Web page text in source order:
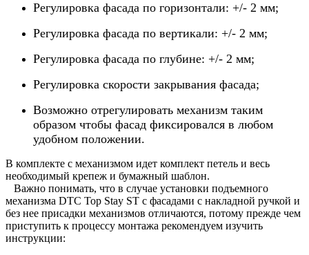
Регулировка фасада по горизонтали: +/- 2 мм;
Регулировка фасада по вертикали: +/- 2 мм;
Регулировка фасада по глубине: +/- 2 мм;
Регулировка скорости закрывания фасада;
Возможно отрегулировать механизм таким
образом чтобы фасад фиксировался в любом
удобном положении.
В комплекте с механизмом идет комплект петель и весь
необходимый крепеж и бумажный шаблон.
Важно понимать, что в случае установки подъемного
механизма DTC Top Stay ST с фасадами с накладной ручкой и
без нее присадки механизмов отличаются, потому прежде чем
приступить к процессу монтажа рекомендуем изучить
инструкции: